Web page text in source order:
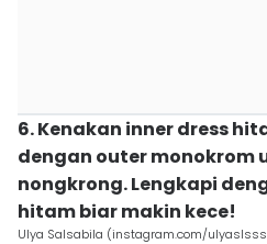
6. Kenakan inner dress
dengan outer monokrom
nongkrong. Lengkapi
hitam biar makin kece!
Ulya Salsabila (instagram.com/